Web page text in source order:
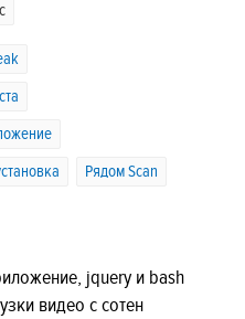
Рядом Scan
jquery и bash
видео с сотен